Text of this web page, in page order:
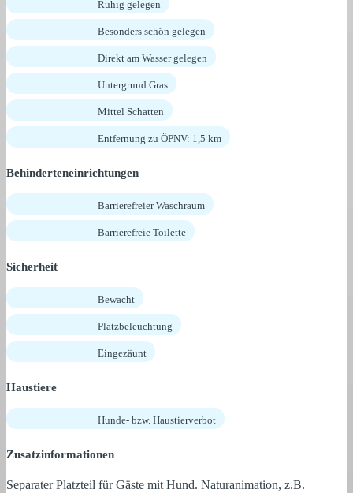
Ruhig gelegen
Besonders schön gelegen
Direkt am Wasser gelegen
Untergrund Gras
Mittel Schatten
Entfernung zu ÖPNV: 1,5 km
Behinderteneinrichtungen
Barrierefreier Waschraum
Barrierefreie Toilette
Sicherheit
Bewacht
Platzbeleuchtung
Eingezäunt
Haustiere
Hunde- bzw. Haustierverbot
Zusatzinformationen
Separater Platzteil für Gäste mit Hund. Naturanimation, z.B.